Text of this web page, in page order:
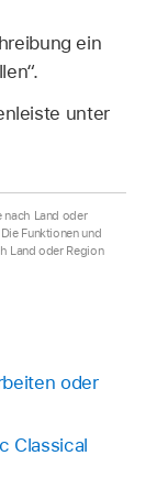
ein
unter
nach Land oder
Funktionen und
Land oder Region
oder
Classical